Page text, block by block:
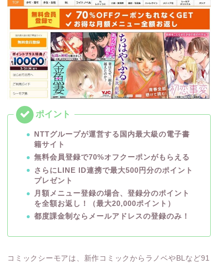
NTTグループが運営する国内最大級の電子書
籍サイト
無料会員登録で70%オフクーポンがもらえる
さらにLINE ID連携で最大500円分のポイント
プレゼント
月額メニュー登録の場合、登録分のポイント
を全額お返し！（最大20,000ポイント）
都度課金制ならメールアドレスの登録のみ！
コミックシーモアは、新作コミックからラノベやBLなど91